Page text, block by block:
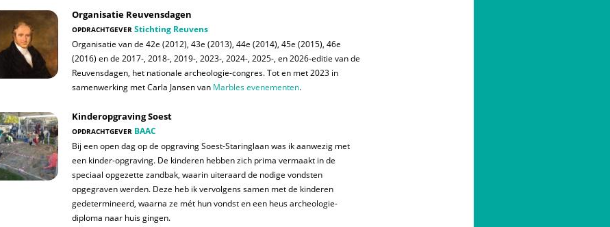
Organisatie Reuvensdagen
OPDRACHTGEVER Stichting Reuvens
Organisatie van de 42e (2012), 43e (2013), 44e (2014), 45e (2015), 46e
(2016) en de 2017-, 2018-, 2019-, 2023-, 2024-, 2025-, en 2026-editie van de
Reuvensdagen, het nationale archeologie-congres. Tot en met 2023 in
samenwerking met Carla Jansen van Marbles evenementen.
Kinderopgraving Soest
OPDRACHTGEVER BAAC
Bij een open dag op de opgraving Soest-Staringlaan was ik aanwezig met
een kinder-opgraving. De kinderen hebben zich prima vermaakt in de
speciaal opgezette zandbak, waarin uiteraard de nodige vondsten
opgegraven werden. Deze heb ik vervolgens samen met de kinderen
gedetermineerd, waarna ze mét hun vondst en een heus archeologie-
diploma naar huis gingen.